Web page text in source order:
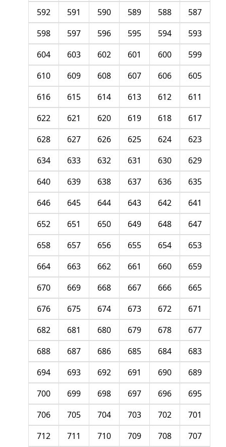
587
588
589
590
591
592
593
594
595
596
597
598
599
600
601
602
603
604
605
606
607
608
609
610
611
612
613
614
615
616
617
618
619
620
621
622
623
624
625
626
627
628
629
630
631
632
633
634
635
636
637
638
639
640
641
642
643
644
645
646
647
648
649
650
651
652
653
654
655
656
657
658
659
660
661
662
663
664
665
666
667
668
669
670
671
672
673
674
675
676
677
678
679
680
681
682
683
684
685
686
687
688
689
690
691
692
693
694
695
696
697
698
699
700
701
702
703
704
705
706
707
708
709
710
711
712